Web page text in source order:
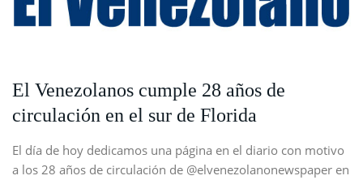
El Venezolanos cumple 28 años de
circulación en el sur de Florida
El día de hoy dedicamos una página en el diario con motivo
a los 28 años de circulación de @elvenezolanonewspaper en